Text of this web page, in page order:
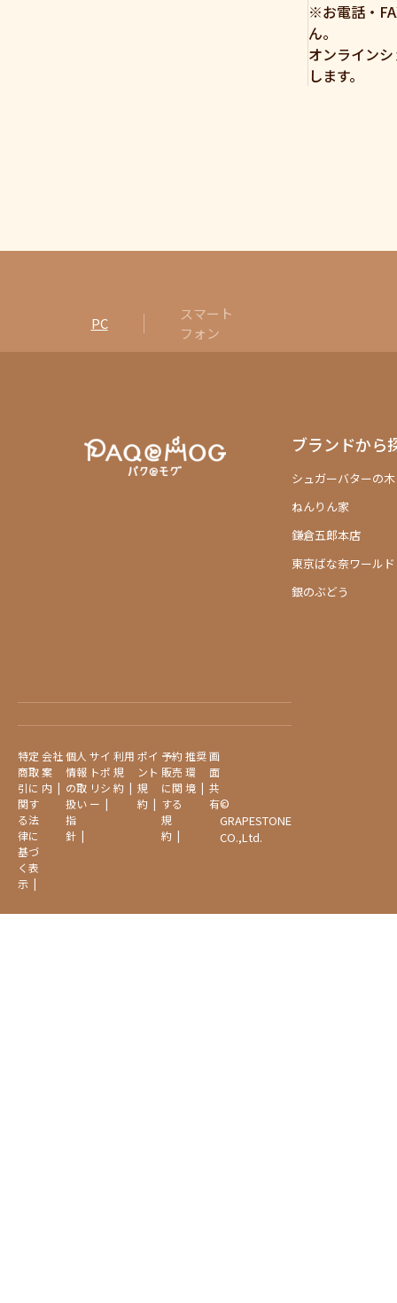
※お電話・
ん。
オンライン
します。
PC
スマート
フォン
ブランドから
シュガーバターの木
ねんりん家
鎌倉五郎本店
東京ばな奈ワールド
銀のぶどう
特定
商取
引に
関す
る法
律に
基づ
く表
示
会社
案
内
個人
情報
の取
扱い
指
針
サイ
トポ
リシ
ー
利用
規
約
ポイ
ント
規
約
予約
販売
に関
する
規
約
推奨
環
境
画
面
共
有©
GRAPESTONE
CO.,Ltd.